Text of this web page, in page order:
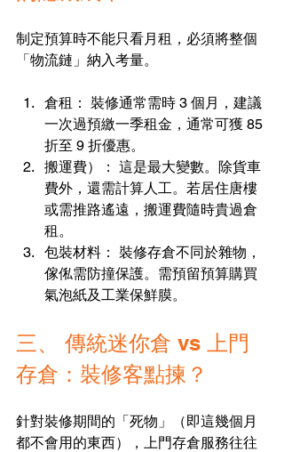
制定預算時不能只看月租，必須將整個
「物流鏈」納入考量。
倉租： 裝修通常需時 3 個月，建議
一次過預繳一季租金，通常可獲 85
折至 9 折優惠。
搬運費）： 這是最大變數。除貨車
費外，還需計算人工。若居住唐樓
或需推路遙遠，搬運費隨時貴過倉
租。
包裝材料： 裝修存倉不同於雜物，
傢俬需防撞保護。需預留預算購買
氣泡紙及工業保鮮膜。
三、 傳統迷你倉 vs 上門
存倉：裝修客點揀？
針對裝修期間的「死物」（即這幾個月
都不會用的東西），上門存倉服務往往